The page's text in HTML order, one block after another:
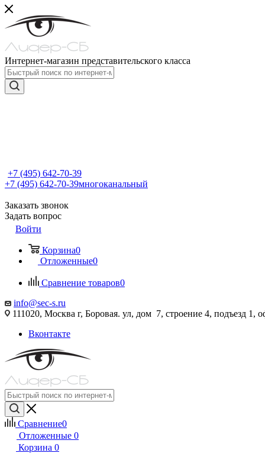
Интернет-магазин представительского класса
+7 (495) 642-70-39
+7 (495) 642-70-39многоканальный
Заказать звонок
Задать вопрос
Войти
Корзина0
Отложенные0
Сравнение товаров0
info@sec-s.ru
111020, Москва г, Боровая. ул, дом 7, строение 4, подъезд 1,
Вконтакте
Сравнение0
Отложенные 0
Корзина 0